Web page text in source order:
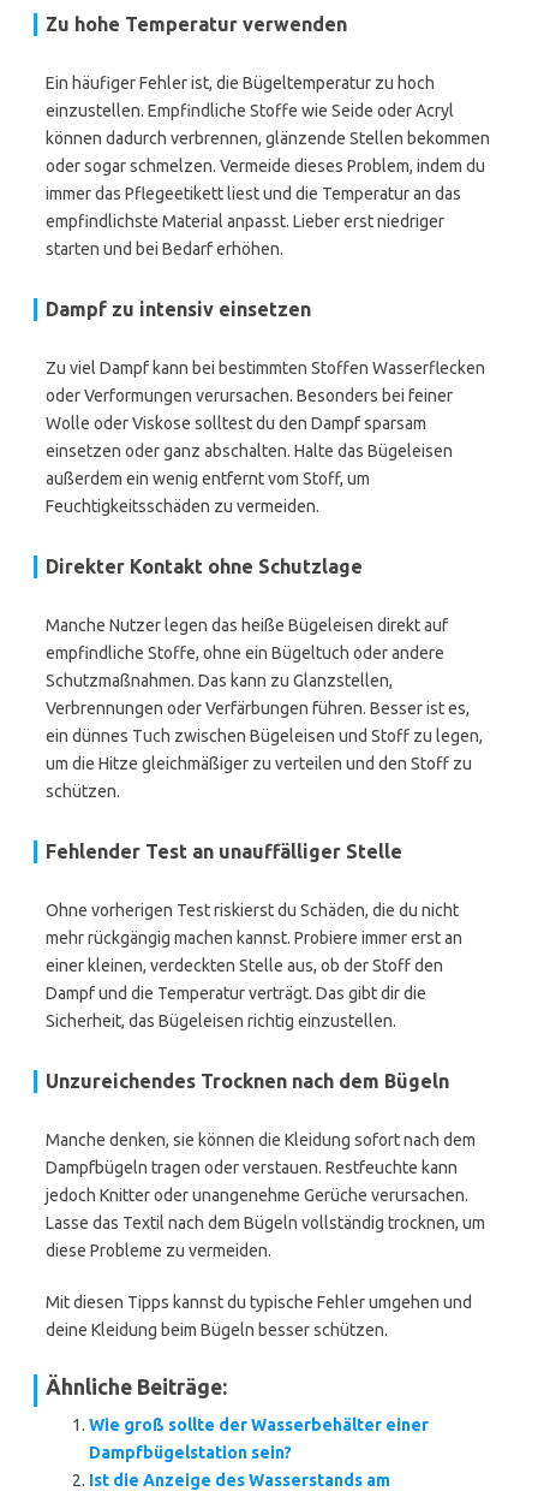
Zu hohe Temperatur verwenden
Ein häufiger Fehler ist, die Bügeltemperatur zu hoch
einzustellen. Empfindliche Stoffe wie Seide oder Acryl
können dadurch verbrennen, glänzende Stellen bekommen
oder sogar schmelzen. Vermeide dieses Problem, indem du
immer das Pflegeetikett liest und die Temperatur an das
empfindlichste Material anpasst. Lieber erst niedriger
starten und bei Bedarf erhöhen.
Dampf zu intensiv einsetzen
Zu viel Dampf kann bei bestimmten Stoffen Wasserflecken
oder Verformungen verursachen. Besonders bei feiner
Wolle oder Viskose solltest du den Dampf sparsam
einsetzen oder ganz abschalten. Halte das Bügeleisen
außerdem ein wenig entfernt vom Stoff, um
Feuchtigkeitsschäden zu vermeiden.
Direkter Kontakt ohne Schutzlage
Manche Nutzer legen das heiße Bügeleisen direkt auf
empfindliche Stoffe, ohne ein Bügeltuch oder andere
Schutzmaßnahmen. Das kann zu Glanzstellen,
Verbrennungen oder Verfärbungen führen. Besser ist es,
ein dünnes Tuch zwischen Bügeleisen und Stoff zu legen,
um die Hitze gleichmäßiger zu verteilen und den Stoff zu
schützen.
Fehlender Test an unauffälliger Stelle
Ohne vorherigen Test riskierst du Schäden, die du nicht
mehr rückgängig machen kannst. Probiere immer erst an
einer kleinen, verdeckten Stelle aus, ob der Stoff den
Dampf und die Temperatur verträgt. Das gibt dir die
Sicherheit, das Bügeleisen richtig einzustellen.
Unzureichendes Trocknen nach dem Bügeln
Manche denken, sie können die Kleidung sofort nach dem
Dampfbügeln tragen oder verstauen. Restfeuchte kann
jedoch Knitter oder unangenehme Gerüche verursachen.
Lasse das Textil nach dem Bügeln vollständig trocknen, um
diese Probleme zu vermeiden.
Mit diesen Tipps kannst du typische Fehler umgehen und
deine Kleidung beim Bügeln besser schützen.
Ähnliche Beiträge:
Wie groß sollte der Wasserbehälter einer
Dampfbügelstation sein?
Ist die Anzeige des Wasserstands am